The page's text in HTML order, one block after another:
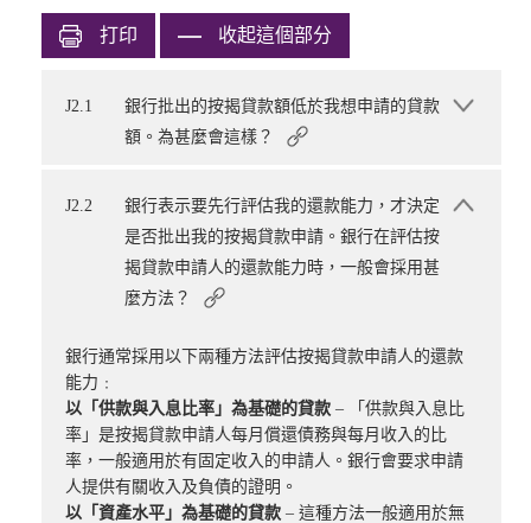
打印 收起這個部分
J2.1
銀行批出的按揭貸款額低於我想申請的貸款
額。為甚麼會這樣？
J2.2
銀行表示要先行評估我的還款能力，才決定
是否批出我的按揭貸款申請。銀行在評估按
揭貸款申請人的還款能力時，一般會採用甚
麼方法？
銀行通常採用以下兩種方法評估按揭貸款申請人的還款
能力﹕
以 「供款與入息比率」 為基礎的貸款 – 「供款與入息比
率」是按揭貸款申請人每月償還債務與每月收入的比
率，一般適用於有固定收入的申請人。銀行會要求申請
人提供有關收入及負債的證明。
以 「資產水平 」 為基礎的貸款 – 這種方法一般適用於無